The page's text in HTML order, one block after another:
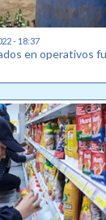
- 18:37
en operativos